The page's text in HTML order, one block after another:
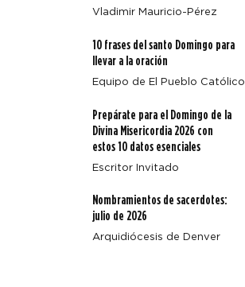
Vladimir Mauricio-Pérez
10 frases del santo Domingo para
llevar a la oración
Equipo de El Pueblo Católico
Prepárate para el Domingo de la
Divina Misericordia 2026 con
estos 10 datos esenciales
Escritor Invitado
Nombramientos de sacerdotes:
julio de 2026
Arquidiócesis de Denver